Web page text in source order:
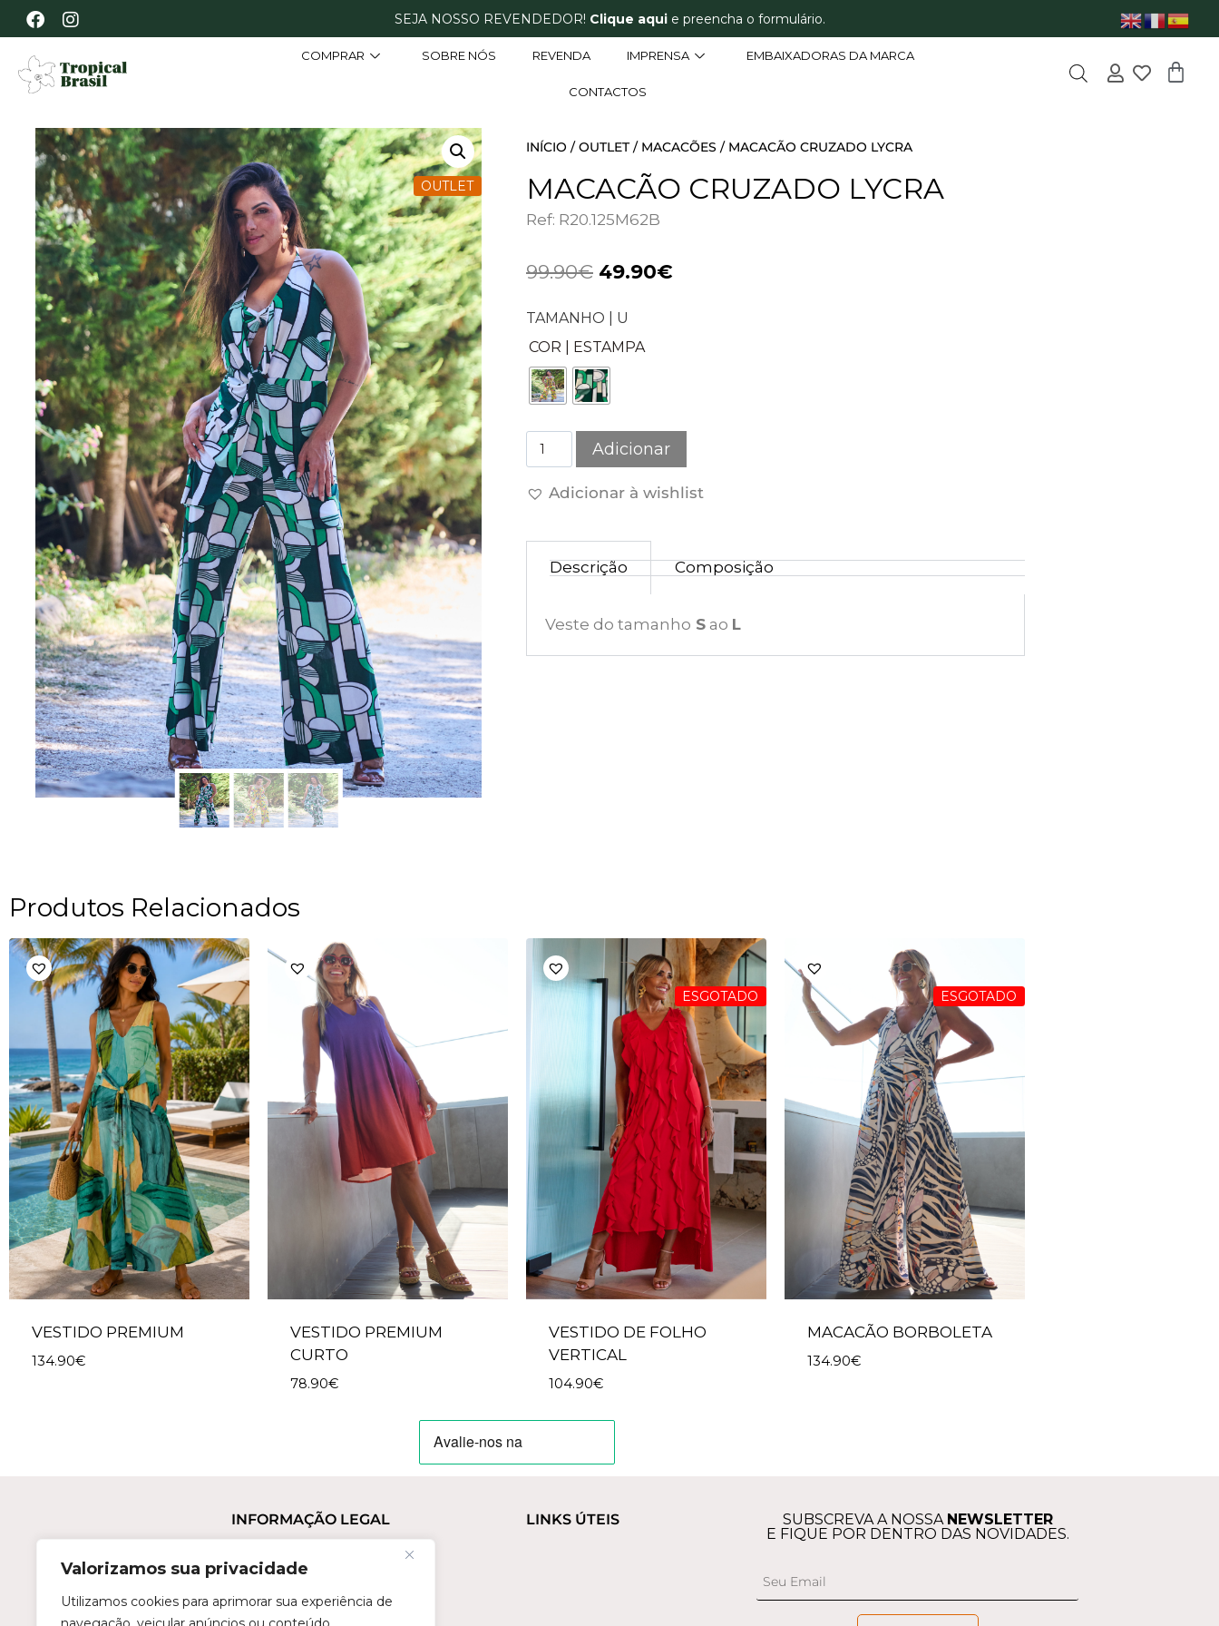
Valorizamos sua privacidade
Utilizamos cookies para aprimorar sua experiência de
SEJA NOSSO REVENDEDOR! Clique aquie preencha o formulário.
COMPRAR SOBRE NÓS REVENDA IMPRENSA EMBAIXADORAS DA MARCA
CONTACTOS
OUTLET
INÍCIO /OUTLET/ MACACÕES / MACACÃO CRUZADO LYCRA
MACACÃO CRUZADO LYCRA
Ref: R20.125M62B
99.90€ 49.90€
TAMANHO | U
COR | ESTAMPA
Adicionar
Adicionar à wishlist
Descrição Composição
Veste do tamanho S ao L
Produtos Relacionados
VESTIDO PREMIUM
134.90€
VESTIDO PREMIUM
CURTO
78.90€
ESGOTADO
VESTIDO DE FOLHO
VERTICAL
104.90€
ESGOTADO
MACACÃO BORBOLETA
134.90€
INFORMAÇÃO LEGAL
Política de Privacidade
Trocas e Devoluções
LINKS ÚTEIS SUBSCREVA A NOSSA NEWSLETTER
E FIQUE POR DENTRO DAS NOVIDADES.